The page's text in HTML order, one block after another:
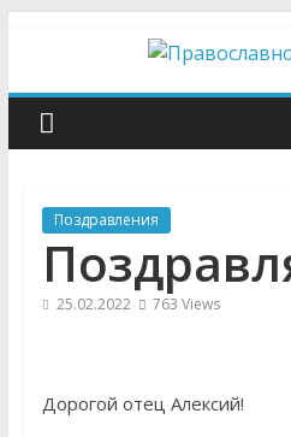
Информационный
митрополичий
центр
Поздравления
25.02.2022 763 Views
Дорогой отец Алексий!